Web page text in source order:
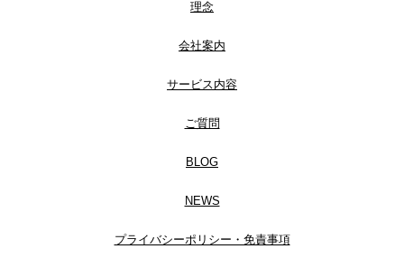
理念
会社案内
サービス内容
ご質問
BLOG
NEWS
プライバシーポリシー・免責事項